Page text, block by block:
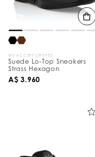
WE ACCEPT CRYPTO
Suede Lo-Top Sneakers
Strass Hexagon
A$ 3.960